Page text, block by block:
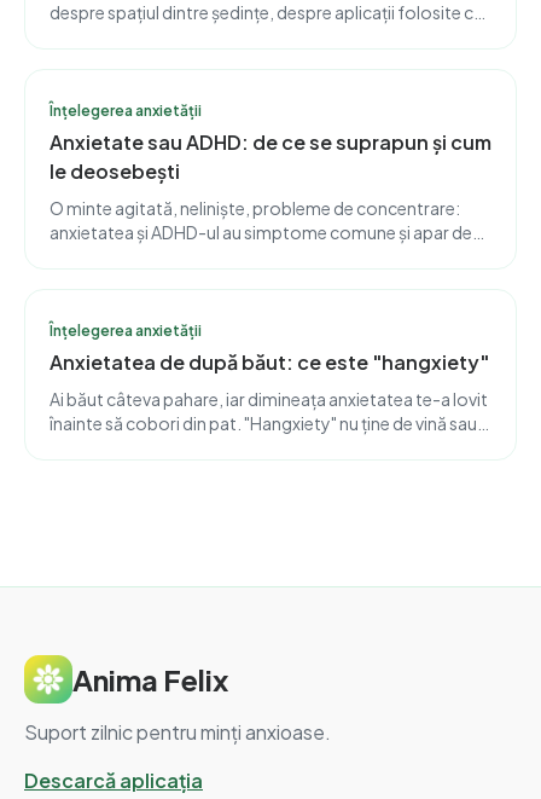
despre spațiul dintre ședințe, despre aplicații folosite cu
Înțelegerea anxietății
Anxietate sau ADHD: de ce se suprapun și cum
le deosebești
O minte agitată, neliniște, probleme de concentrare:
anxietatea și ADHD-ul au simptome comune și apar des
Înțelegerea anxietății
Anxietatea de după băut: ce este "hangxiety"
Ai băut câteva pahare, iar dimineața anxietatea te-a lovit
înainte să cobori din pat. "Hangxiety" nu ține de vină sau
Anima Felix
Suport zilnic pentru minți anxioase.
Descarcă aplicația